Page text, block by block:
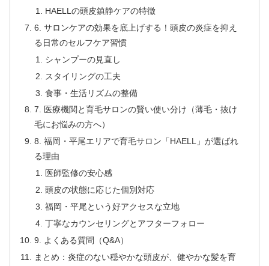
HAELLの頭皮鎮静ケアの特徴
6. サロンケアの効果を底上げする！頭皮の炎症を抑え
る日常のセルフケア習慣
シャンプーの見直し
スタイリングの工夫
食事・生活リズムの整備
7. 医療機関と育毛サロンの賢い使い分け（薄毛・抜け
毛にお悩みの方へ）
8. 福岡・平尾エリアで育毛サロン「HAELL」が選ばれ
る理由
医師監修の安心感
頭皮の状態に応じた個別対応
福岡・平尾という好アクセスな立地
丁寧なカウンセリングとアフターフォロー
9. よくある質問（Q&A）
まとめ：炎症のない穏やかな頭皮が、健やかな髪を育